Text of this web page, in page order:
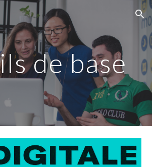
Skip to navigation
de base